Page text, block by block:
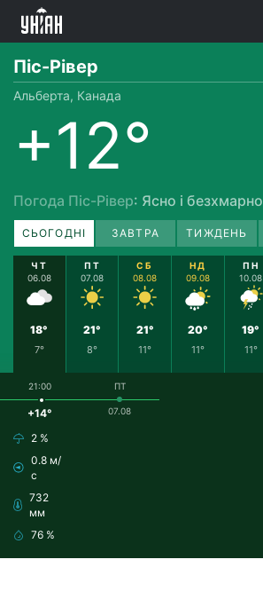
Піс-Рівер
Альберта, Канада
+12°
Погода Піс-Рівер: Ясно і безхмарно
СЬОГОДНІ ЗАВТРА ТИЖДЕНЬ
ЧТ
06.08
18°
7°
ПТ
07.08
21°
8°
СБ
08.08
21°
11°
НД
09.08
20°
11°
ПН
10.08
19°
11°
21:00
+14°
2 %
0.8 м/
с
732
мм
76 %
ПТ
07.08